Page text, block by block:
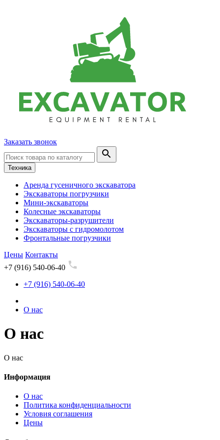
Заказать звонок
Техника
Аренда гусеничного экскаватора
Экскаваторы погрузчики
Мини-экскаваторы
Колесные экскаваторы
Экскаваторы-разрушители
Экскаваторы с гидромолотом
Фронтальные погрузчики
Цены Контакты
+7 (916) 540-06-40
+7 (916) 540-06-40
О нас
О нас
О нас
Информация
О нас
Политика конфиденциальности
Условия соглашения
Цены